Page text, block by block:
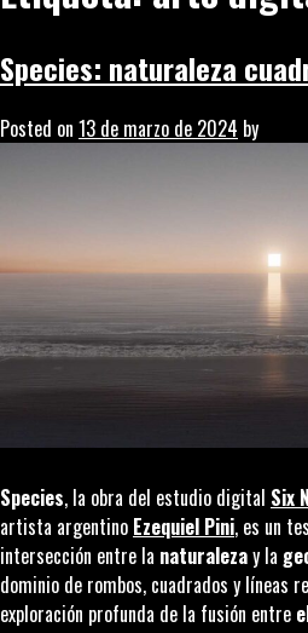
Species: naturaleza
Posted on 13 de marzo de 2024 by
Species, la obra del estudio digital Six
artista argentino Ezequiel Pini, es un
intersección entre la naturalezay la
dominio de rombos, cuadrados y líneas
exploración profunda de la fusión entre